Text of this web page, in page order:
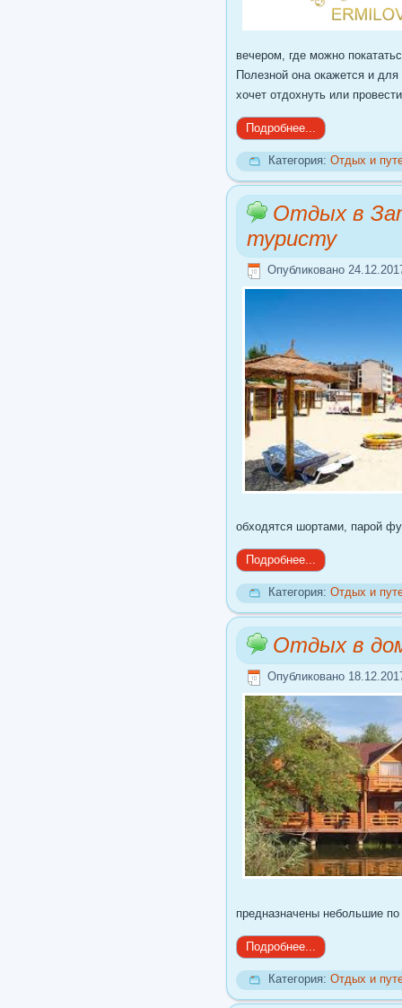
вечером, где можно
Полезной она окажется и
хочет отдохнуть или
Подробнее...
Категория: Отдых и
Отдых в
туристу
Опубликовано
обходятся шортами, парой
Подробнее...
Категория: Отдых и
Отдых в
Опубликовано
предназначены небольшие
Подробнее...
Категория: Отдых и